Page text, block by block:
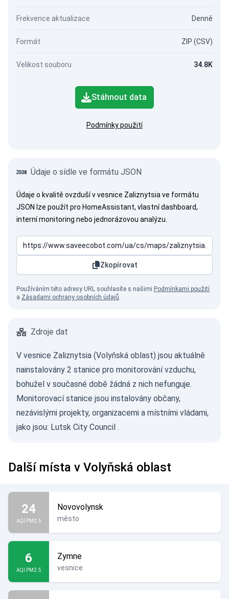
Frekvence aktualizace Denně
Formát ZIP (CSV)
Velikost souboru 34.8K
Stáhnout data
Podmínky použití
Údaje o sídle ve formátu JSON
Údaje o kvalitě ovzduší v vesnice Zaliznytsia ve formátu
JSON lze použít pro HomeAssistant, vlastní dashboard,
interní monitoring nebo jednorázovou analýzu.
Zkopírovat
Používáním této adresy URL souhlasíte s našimi Podmínkami použití
a Zásadami ochrany osobních údajů.
Zdroje dat
V vesnice Zaliznytsia (Volyňská oblast) jsou aktuálně
nainstalovány 2 stanice pro monitorování vzduchu,
bohužel v současné době žádná z nich nefunguje.
Monitorovací stanice jsou instalovány občany,
nezávislými projekty, organizacemi a místními vládami,
jako jsou: Lutsk City Council .
Další místa v Volyňská oblast
24
AQI PM2.5
Novovolynsk
město
6
AQI PM2.5
Zymne
vesnice